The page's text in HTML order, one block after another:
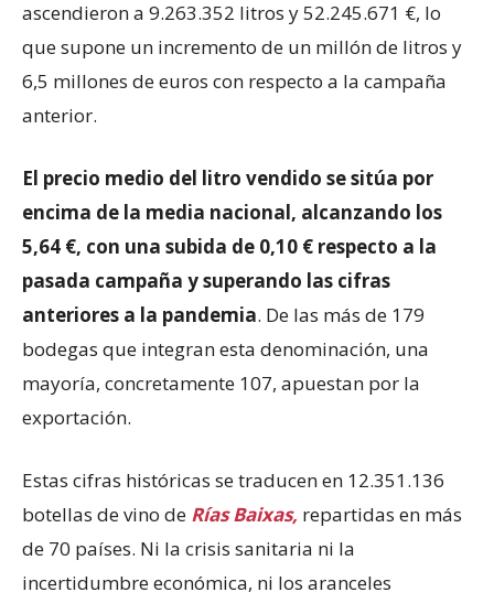
ascendieron a 9.263.352 litros y 52.245.671 €, lo
que supone un incremento de un millón de litros y
6,5 millones de euros con respecto a la campaña
anterior.
El precio medio del litro vendido se sitúa por
encima de la media nacional, alcanzando los
5,64 €, con una subida de 0,10 € respecto a la
pasada campaña y superando las cifras
anteriores a la pandemia. De las más de 179
bodegas que integran esta denominación, una
mayoría, concretamente 107, apuestan por la
exportación.
Estas cifras históricas se traducen en 12.351.136
botellas de vino de Rías Baixas, repartidas en más
de 70 países. Ni la crisis sanitaria ni la
incertidumbre económica, ni los aranceles